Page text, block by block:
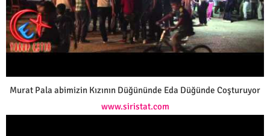
Murat Pala abimizin Kızının Düğününde Eda Düğünde Coşturuyor
www.siristat.com